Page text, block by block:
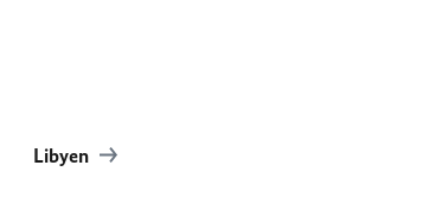
Libyen